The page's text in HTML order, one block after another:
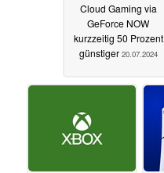
Cloud Gaming via
GeForce NOW
kurzzeitig 50 Prozent
günstiger 20.07.2024